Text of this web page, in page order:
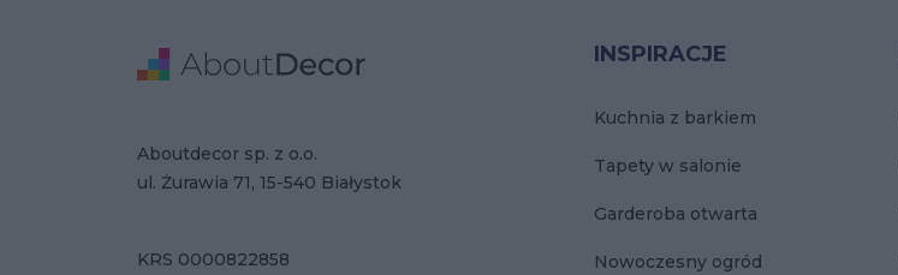
INSPIRACJE
Kuchnia z barkiem
Tapety w salonie
Garderoba otwarta
Nowoczesny ogród
Adres
Aboutdecor sp. z o.o.
ul. Żurawia 71, 15-540 Białystok
Dane Firmy
KRS 0000822858